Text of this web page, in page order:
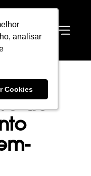
analisar
Cookies
analisar
Cookies
→
BEM-SUCEDIDO
de